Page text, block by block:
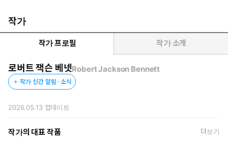
《뉴욕 타임스》, 《NPR》 등이 꼽은 올해의 책으로 선정되기도
했다. 로버트 잭슨 베넷은 휴고 상과 세계환상문학상, 셜리 잭슨
상, 에드거 상을 수상한 스타 작가로 이번 작품은 그의 국내 첫 출
“시작부터 끝까지 철저하게 만족스럽고 즐겁다.” ─ 《뉴욕 타임
스》
스트》
지를 넘기게 만드는 경이로운 소설이다. 강력하게 추천한다.”—
작가
작가 프로필 작가 소개
로버트 잭슨 베넷Robert Jackson Bennett
작가 신간 알림 · 소식
2026.05.13업데이트
작가의 대표 작품 더보기